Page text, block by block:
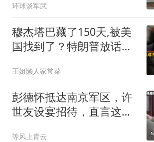
环球谈军武
穆杰塔巴藏了150天,被美
国找到了？特朗普放话：
王姐懒人家常菜
彭德怀抵达南京军区，许
世友设宴招待，直言这是
等风上青云